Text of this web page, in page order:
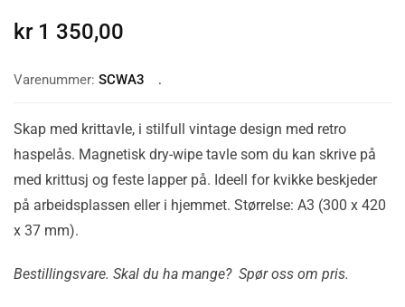
kr1 350,00
Varenummer: SCWA3
Skap med krittavle, i stilfull vintage design med retro
haspelås. Magnetisk dry-wipe tavle som du kan skrive på
med krittusj og feste lapper på. Ideell for kvikke beskjeder
på arbeidsplassen eller i hjemmet. Størrelse: A3 (300 x 420
x 37 mm).
Bestillingsvare. Skal du ha mange? Spør oss om pris.